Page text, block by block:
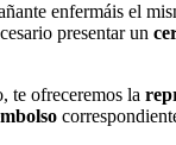
enfermáis el
presentar un
te ofreceremos la